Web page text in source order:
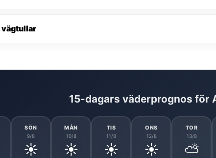
15-dagars väderprognos för
SÖN
9/8
☀️
MÅN
10/8
☀️
TIS
11/8
☀️
ONS
12/8
☀️
TOR
13/8
⛅